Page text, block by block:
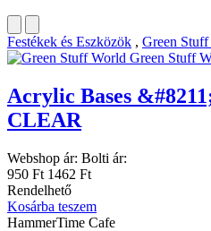
Festékek és Eszközök , Green
Green Stuff
Acrylic Bases
CLEAR
Webshop ár: Bolti ár:
950 Ft 1462 Ft
Rendelhető
Kosárba teszem
HammerTime Cafe